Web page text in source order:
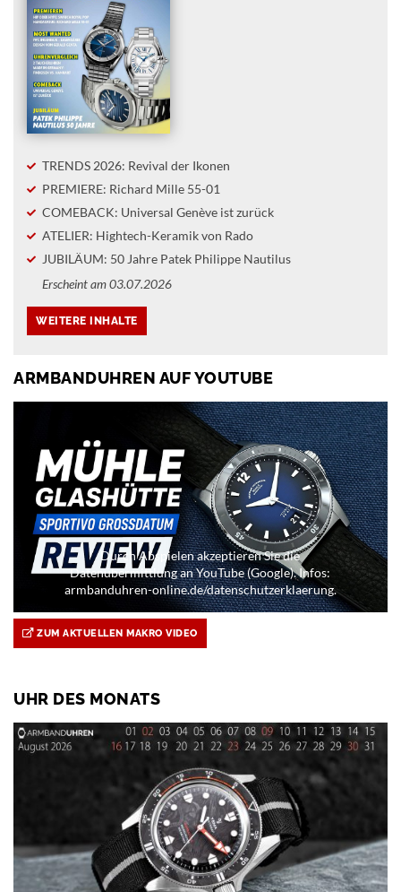
TRENDS 2026: Revival der Ikonen
PREMIERE: Richard Mille 55-01
COMEBACK: Universal Genève ist zurück
ATELIER: Hightech-Keramik von Rado
JUBILÄUM: 50 Jahre Patek Philippe Nautilus
Erscheint am 03.07.2026
ARMBANDUHREN AUF YOUTUBE
Durch Abspielen akzeptieren Sie die
Datenübermittlung an YouTube (Google). Infos:
armbanduhren-online.de/datenschutzerklaerung.
ZUM AKTUELLEN MAKRO VIDEO
UHR DES MONATS